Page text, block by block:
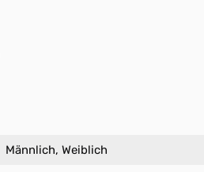
Männlich, Weiblich